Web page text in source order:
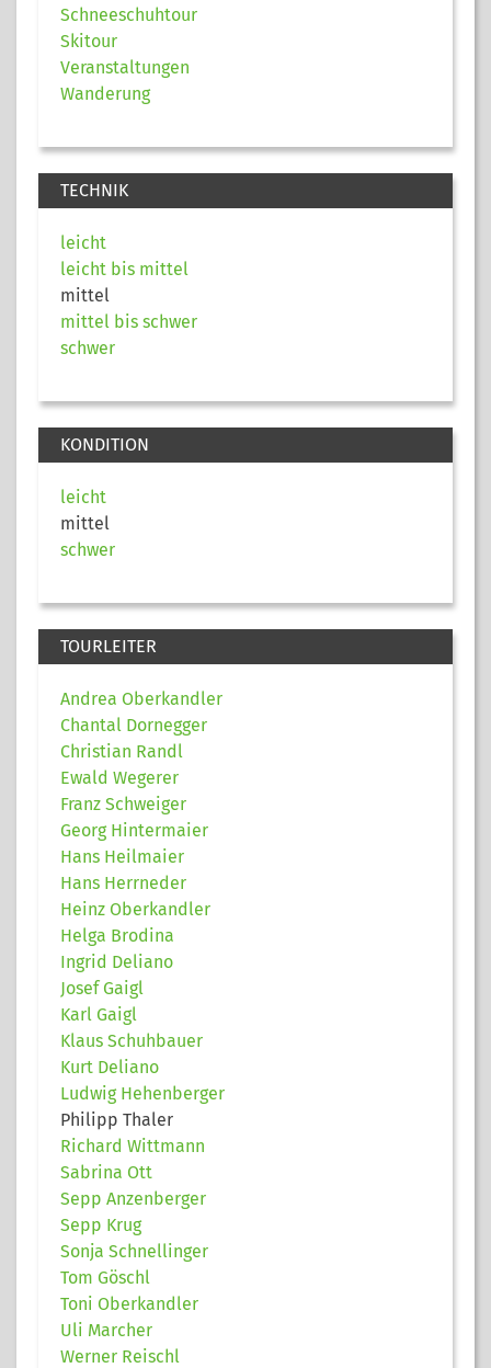
Schneeschuhtour
Skitour
Veranstaltungen
Wanderung
TECHNIK
leicht
leicht bis mittel
mittel
mittel bis schwer
schwer
KONDITION
leicht
mittel
schwer
TOURLEITER
Andrea Oberkandler
Chantal Dornegger
Christian Randl
Ewald Wegerer
Franz Schweiger
Georg Hintermaier
Hans Heilmaier
Hans Herrneder
Heinz Oberkandler
Helga Brodina
Ingrid Deliano
Josef Gaigl
Karl Gaigl
Klaus Schuhbauer
Kurt Deliano
Ludwig Hehenberger
Philipp Thaler
Richard Wittmann
Sabrina Ott
Sepp Anzenberger
Sepp Krug
Sonja Schnellinger
Tom Göschl
Toni Oberkandler
Uli Marcher
Werner Reischl